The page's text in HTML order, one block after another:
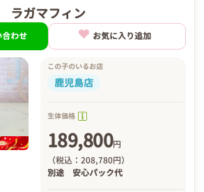
ラガマフィン
合わせ お気に入り追加
この子のいるお店
鹿児島店
生体価格
189,800円
（税込：208,780円）
別途 安心パック代